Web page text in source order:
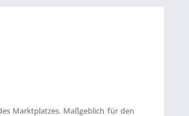
Marktplatzes. Maßgeblich für den